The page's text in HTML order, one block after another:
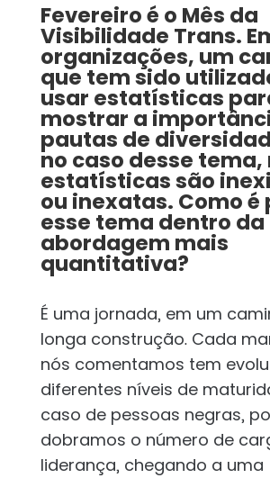
Fevereiro é o Mês da
Visibilidade Trans.
organizações, um
que tem sido
usar estatísticas
mostrar a
pautas de
no caso desse
estatísticas são
ou inexatas. Como é
esse tema dentro da
abordagem mais
quantitativa?
É uma jornada, em um
longa construção. Cada
nós comentamos tem
diferentes níveis de
caso de pessoas negras,
dobramos o número de
liderança, chegando a uma